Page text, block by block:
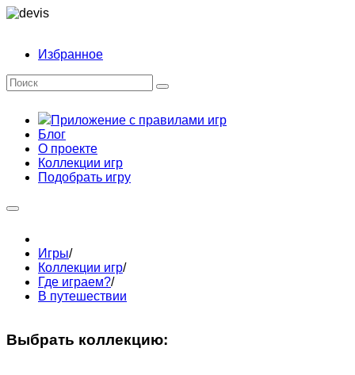
Избранное
Приложение с правилами игр
Блог
О проекте
Коллекции игр
Подобрать игру
Игры/
Коллекции игр/
Где играем?/
В путешествии
Выбрать коллекцию: